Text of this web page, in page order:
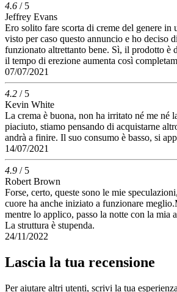
4.6 / 5
Jeffrey Evans
Ero solito fare scorta di creme del genere in
visto per caso questo annuncio e ho deciso
funzionato altrettanto bene. Sì, il prodotto è
il tempo di erezione aumenta così
07/07/2021
4.2 / 5
Kevin White
La crema è buona, non ha irritato né me né
piaciuto, stiamo pensando di acquistarne
andrà a finire. Il suo consumo è basso, si
14/07/2021
4.9 / 5
Robert Brown
Forse, certo, queste sono le mie
cuore ha anche iniziato a funzionare
mentre lo applico, passo la notte con la mia
La struttura è stupenda.
24/11/2022
Lascia la tua recensione
Per aiutare altri utenti, scrivi la tua